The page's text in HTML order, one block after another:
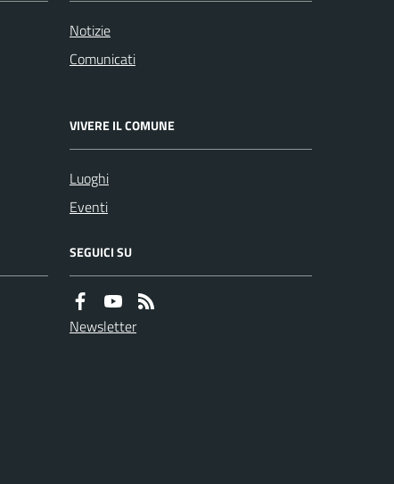
Notizie
Comunicati
VIVERE IL COMUNE
Luoghi
Eventi
SEGUICI SU
Newsletter